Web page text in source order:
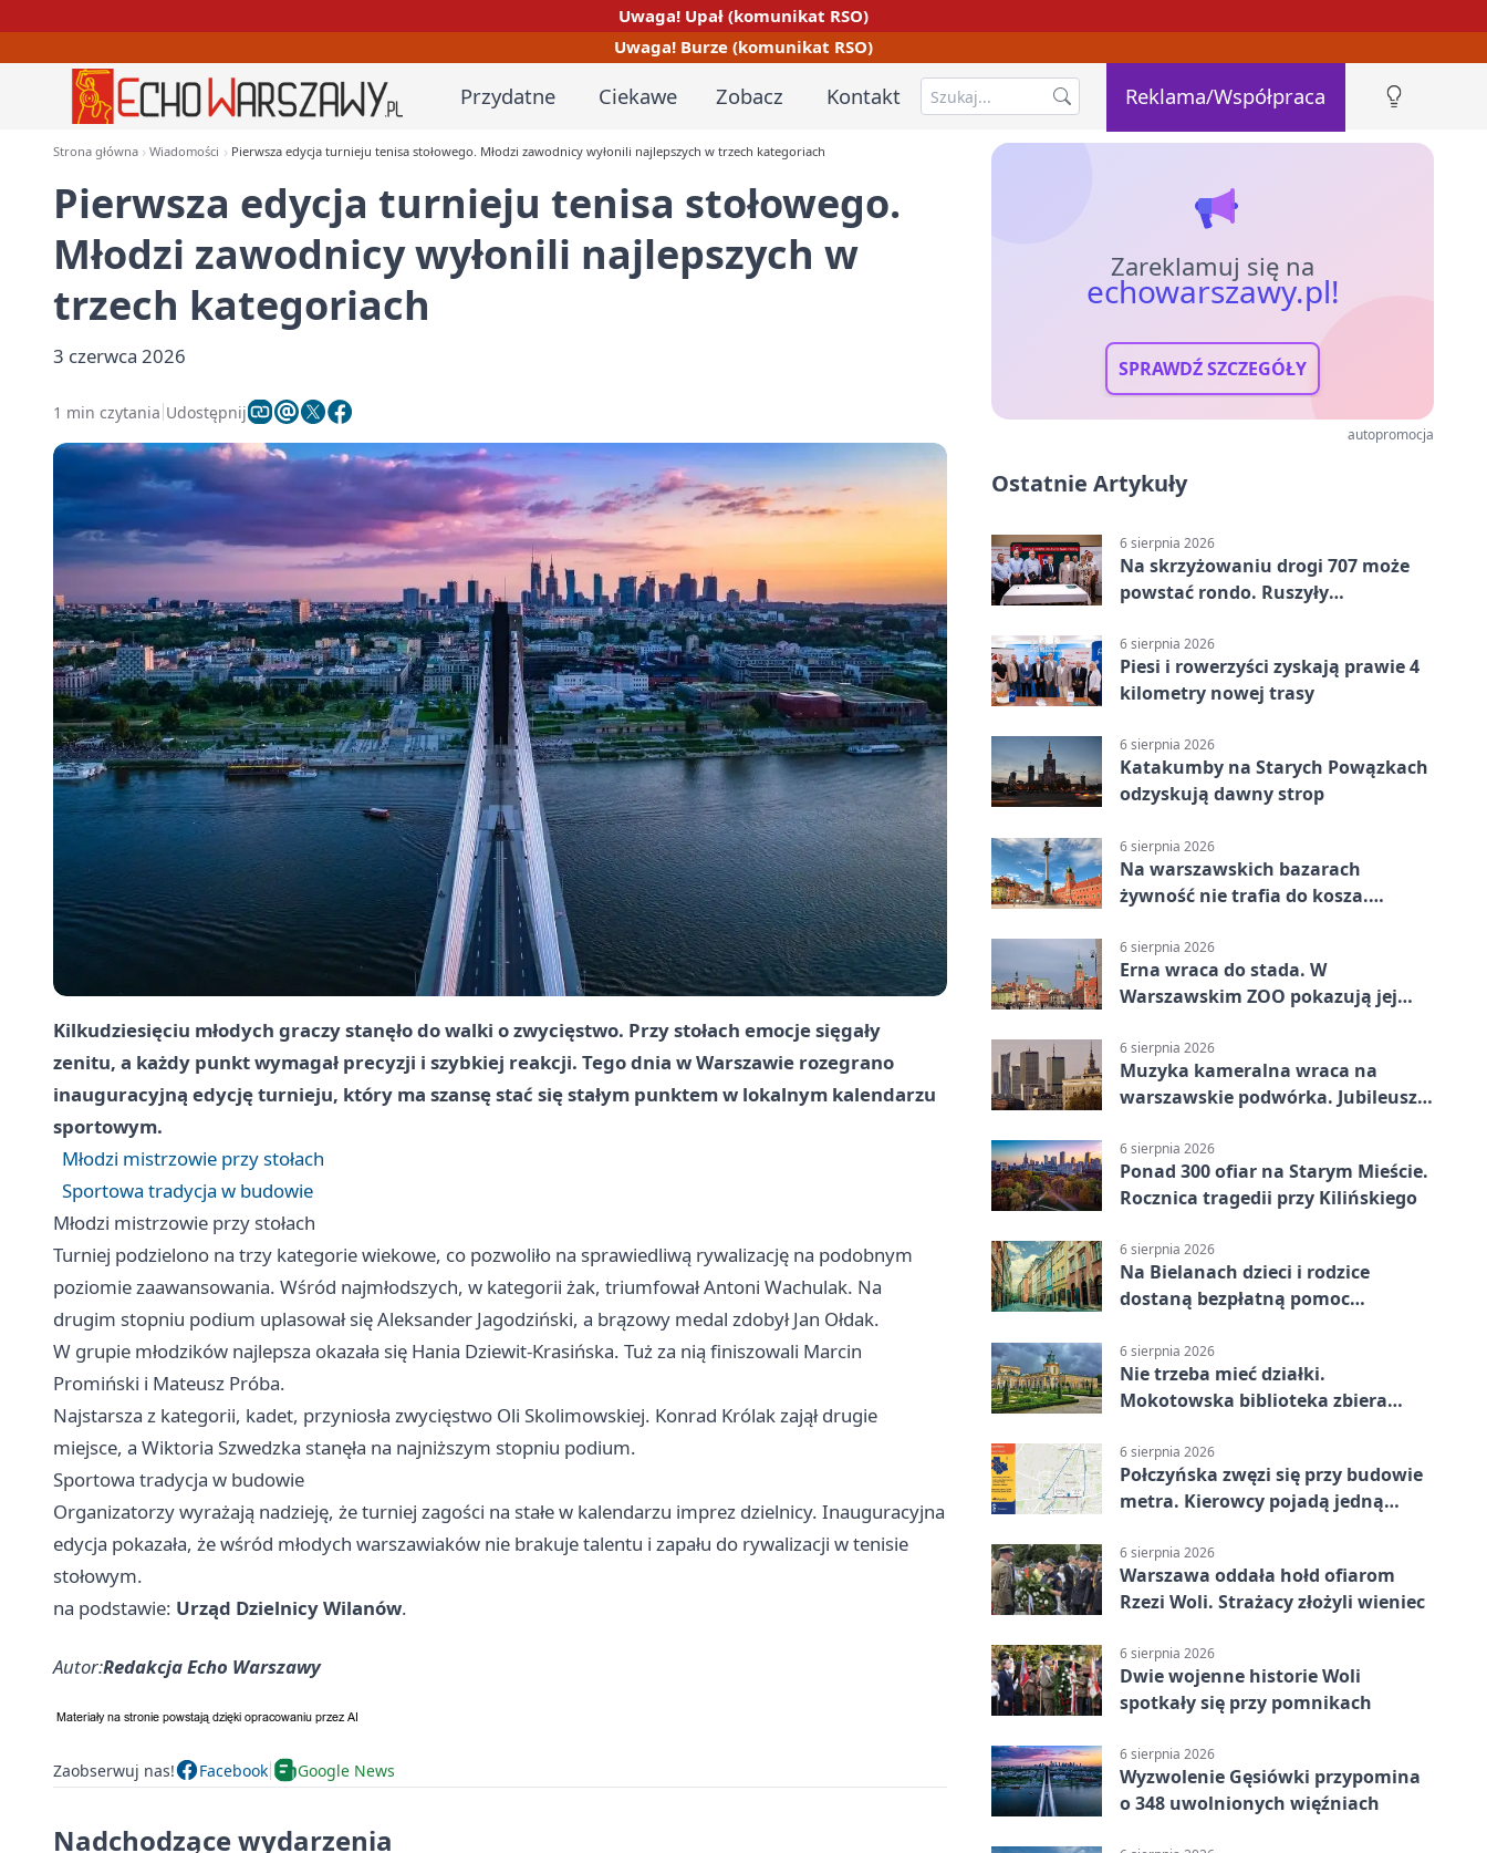
Uwaga! Upał (komunikat RSO)
Uwaga! Burze (komunikat RSO)
Przydatne Ciekawe Zobacz Kontakt Reklama/Współpraca
Strona główna Wiadomości Pierwsza edycja turnieju tenisa stołowego. Młodzi zawodnicy wyłonili najlepszych w trzech kategoriach
Pierwsza edycja turnieju tenisa stołowego.
Młodzi zawodnicy wyłonili najlepszych w
trzech kategoriach
3 czerwca 2026
1 min czytania Udostępnij
Kilkudziesięciu młodych graczy stanęło do walki o zwycięstwo. Przy stołach emocje sięgały
zenitu, a każdy punkt wymagał precyzji i szybkiej reakcji. Tego dnia w Warszawie rozegrano
inauguracyjną edycję turnieju, który ma szansę stać się stałym punktem w lokalnym kalendarzu
sportowym.
Młodzi mistrzowie przy stołach
Sportowa tradycja w budowie
Młodzi mistrzowie przy stołach
Turniej podzielono na trzy kategorie wiekowe, co pozwoliło na sprawiedliwą rywalizację na podobnym
poziomie zaawansowania. Wśród najmłodszych, w kategorii żak, triumfował Antoni Wachulak. Na
drugim stopniu podium uplasował się Aleksander Jagodziński, a brązowy medal zdobył Jan Ołdak.
W grupie młodzików najlepsza okazała się Hania Dziewit-Krasińska. Tuż za nią finiszowali Marcin
Promiński i Mateusz Próba.
Najstarsza z kategorii, kadet, przyniosła zwycięstwo Oli Skolimowskiej. Konrad Królak zajął drugie
miejsce, a Wiktoria Szwedzka stanęła na najniższym stopniu podium.
Sportowa tradycja w budowie
Organizatorzy wyrażają nadzieję, że turniej zagości na stałe w kalendarzu imprez dzielnicy. Inauguracyjna
edycja pokazała, że wśród młodych warszawiaków nie brakuje talentu i zapału do rywalizacji w tenisie
stołowym.
na podstawie: Urząd Dzielnicy Wilanów.
Autor:Redakcja Echo Warszawy
Zaobserwuj nas! Facebook Google News
Nadchodzące wydarzenia
Zareklamuj się na
echowarszawy.pl!
SPRAWDŹ SZCZEGÓŁY
autopromocja
Ostatnie Artykuły
6 sierpnia 2026
Na skrzyżowaniu drogi 707 może
powstać rondo. Ruszyły
6 sierpnia 2026
Piesi i rowerzyści zyskają prawie 4
kilometry nowej trasy
6 sierpnia 2026
Katakumby na Starych Powązkach
odzyskują dawny strop
6 sierpnia 2026
Na warszawskich bazarach
żywność nie trafia do kosza.
6 sierpnia 2026
Erna wraca do stada. W
Warszawskim ZOO pokazują jej
6 sierpnia 2026
Muzyka kameralna wraca na
warszawskie podwórka. Jubileusz
6 sierpnia 2026
Ponad 300 ofiar na Starym Mieście.
Rocznica tragedii przy Kilińskiego
6 sierpnia 2026
Na Bielanach dzieci i rodzice
dostaną bezpłatną pomoc
6 sierpnia 2026
Nie trzeba mieć działki.
Mokotowska biblioteka zbiera
6 sierpnia 2026
Połczyńska zwęzi się przy budowie
metra. Kierowcy pojadą jedną
6 sierpnia 2026
Warszawa oddała hołd ofiarom
Rzezi Woli. Strażacy złożyli wieniec
6 sierpnia 2026
Dwie wojenne historie Woli
spotkały się przy pomnikach
6 sierpnia 2026
Wyzwolenie Gęsiówki przypomina
o 348 uwolnionych więźniach